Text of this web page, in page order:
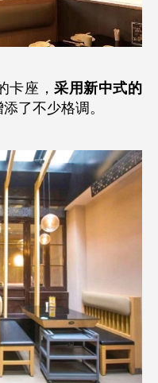
卡座，采用新中式的
了不少格调。